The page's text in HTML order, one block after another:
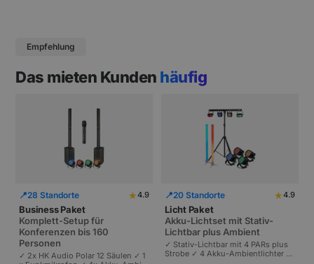
Empfehlung
Das mieten Kunden häufig
📍28 Standorte ★4.9
Business Paket
Komplett-Setup für
Konferenzen bis 160
Personen
✓ 2x HK Audio Polar 12 Säulen ✓ 1
📍20 Standorte ★4.9
Licht Paket
Akku-Lichtset mit Stativ-
Lichtbar plus Ambient
✓ Stativ-Lichtbar mit 4 PARs plus
Strobe ✓ 4 Akku-Ambientlichter ✓